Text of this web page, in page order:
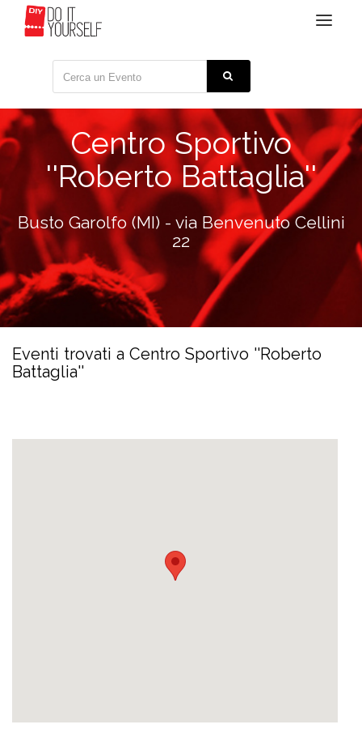
Toggle
Centro Sportivo
''Roberto Battaglia''
Busto Garolfo (MI) - via Benvenuto Cellini
22
Eventi trovati a Centro Sportivo ''Roberto
Battaglia''